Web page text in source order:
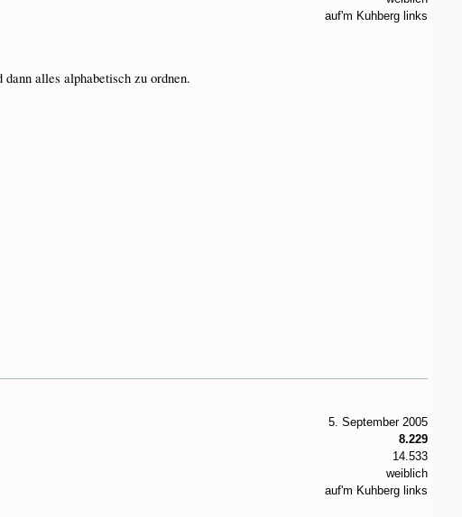
auf'm Kuhberg links
alles alphabetisch zu ordnen.
5. September 2005
8.229
14.533
weiblich
auf'm Kuhberg links